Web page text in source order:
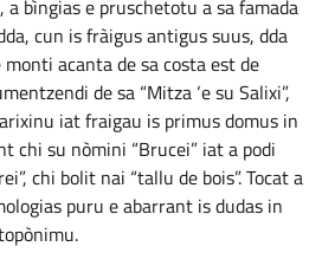
bìngias e pruschetotu a sa famada
cun is fràigus antigus suus, dda
acanta de sa costa est de
de sa “Mitza ‘e su Salixi”,
iat fraigau is primus domus in
chi su nòmini “Brucei” iat a podi
chi bolit nai “tallu de bois”. Tocat a
puru e abarrant is dudas in